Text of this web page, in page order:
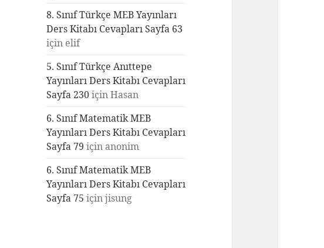
8. Sınıf Türkçe MEB Yayınları
Ders Kitabı Cevapları Sayfa 63
için elif
5. Sınıf Türkçe Anıttepe
Yayınları Ders Kitabı Cevapları
Sayfa 230içinHasan
6. Sınıf Matematik MEB
Yayınları Ders Kitabı Cevapları
Sayfa 79 için anonim
6. Sınıf Matematik MEB
Yayınları Ders Kitabı Cevapları
Sayfa 75 içinjisung